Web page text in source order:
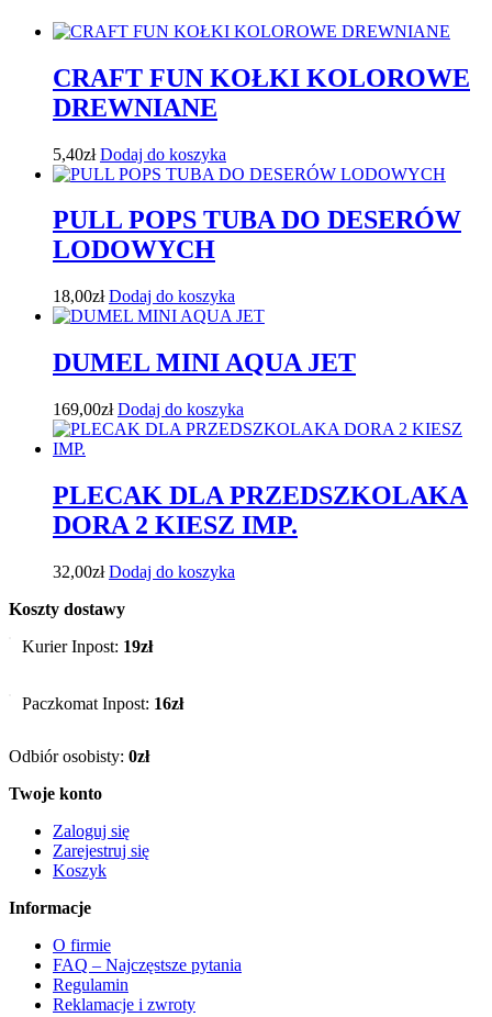
CRAFT FUN KOŁKI KOLOROWE
DREWNIANE
5,40zł Dodaj do koszyka
PULL POPS TUBA DO DESERÓW
LODOWYCH
18,00zł Dodaj do koszyka
DUMEL MINI AQUA JET
169,00zł Dodaj do koszyka
PLECAK DLA PRZEDSZKOLAKA
DORA 2 KIESZ IMP.
32,00zł Dodaj do koszyka
Koszty dostawy
Kurier Inpost: 19zł
Paczkomat Inpost: 16zł
Odbiór osobisty: 0zł
Twoje konto
Zaloguj się
Zarejestruj się
Koszyk
Informacje
O firmie
FAQ – Najczęstsze pytania
Regulamin
Reklamacje i zwroty